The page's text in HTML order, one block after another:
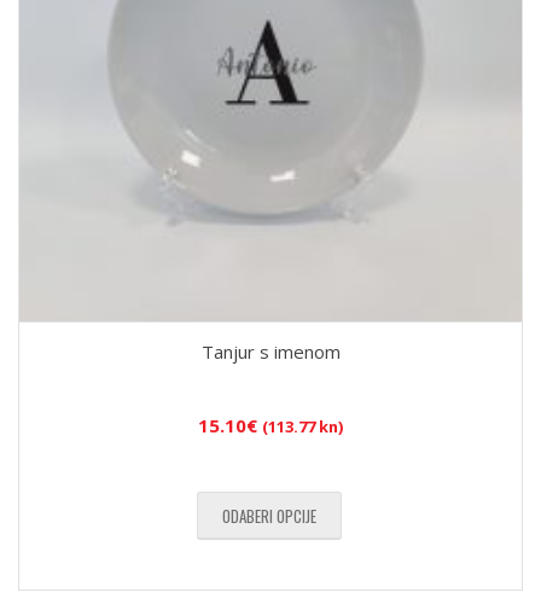
Tanjur s imenom
15.10€ (113.77 kn)
ODABERI OPCIJE